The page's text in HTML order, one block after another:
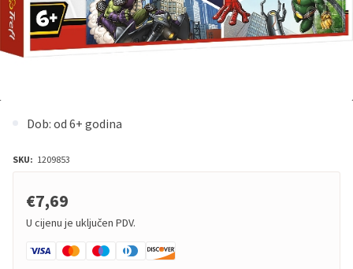
Dob: od 6+ godina
SKU: 1209853
€7,69
U cijenu je uključen PDV.